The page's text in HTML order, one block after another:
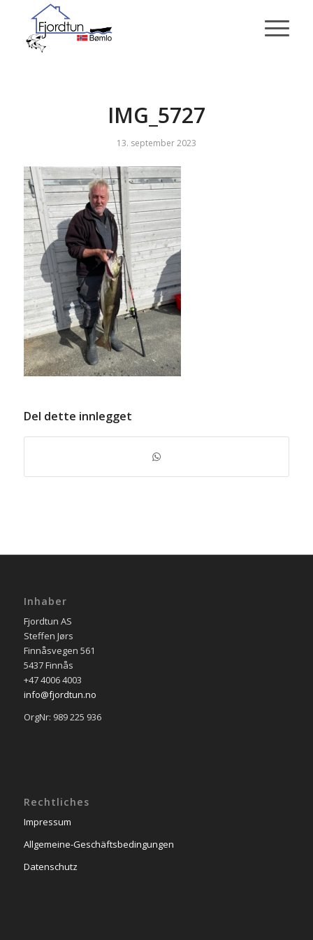
IMG_5727
13. september 2023
Del dette innlegget
Inhaber
Fjordtun AS
Steffen Jørs
Finnåsvegen 561
5437 Finnås
+47 4006 4003
info@fjordtun.no
OrgNr: 989 225 936
Rechtliches
Impressum
Allgemeine-Geschäftsbedingungen
Datenschutz